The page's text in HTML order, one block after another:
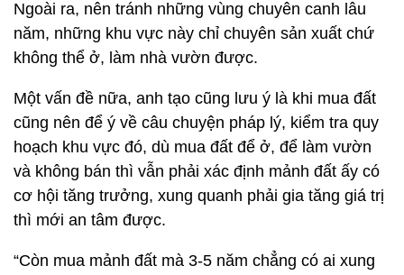
Ngoài ra, nên tránh những vùng chuyên canh lâu
năm, những khu vực này chỉ chuyên sản xuất chứ
không thể ở, làm nhà vườn được.
Một vấn đề nữa, anh tạo cũng lưu ý là khi mua đất
cũng nên để ý về câu chuyện pháp lý, kiểm tra quy
hoạch khu vực đó, dù mua đất để ở, để làm vườn
và không bán thì vẫn phải xác định mảnh đất ấy có
cơ hội tăng trưởng, xung quanh phải gia tăng giá trị
thì mới an tâm được.
“Còn mua mảnh đất mà 3-5 năm chẳng có ai xung